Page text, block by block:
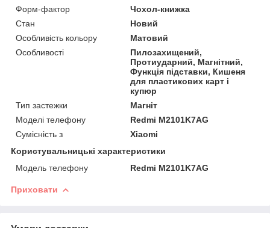
Форм-фактор
Чохол-книжка
Стан
Новий
Особливість кольору
Матовий
Особливості
Пилозахищений,
Протиударний, Магнітний,
Функція підставки, Кишеня
для пластикових карт і
купюр
Тип застежки
Магніт
Моделі телефону
Redmi M2101K7AG
Сумісність з
Xiaomi
Користувальницькі характеристики
Модель телефону
Redmi M2101K7AG
Приховати